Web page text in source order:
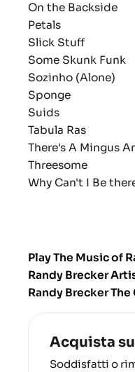
On the Backside
Petals
Slick Stuff
Some Skunk Funk
Sozinho (Alone)
Sponge
Suids
Tabula Ras
There's A Mingus
Threesome
Why Can't I Be
Play The Music of
Randy Brecker
Randy Brecker
Acquista
Soddisfatti o